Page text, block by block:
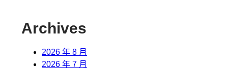
Archives
2026 年 8 月
2026 年 7 月